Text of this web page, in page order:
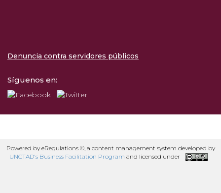
Denuncia contra servidores públicos
Síguenos en:
Powered by eRegulations ©, a content management system developed by
UNCTAD's Business Facilitation Program and licensed under